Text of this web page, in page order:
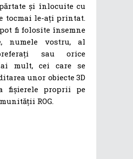
și înlocuite cu
tocmai le-ați printat.
pot fi folosite însemne
numele vostru, al
sau orice
mult, cei care se
unor obiecte 3D
fișierele proprii pe
ROG.